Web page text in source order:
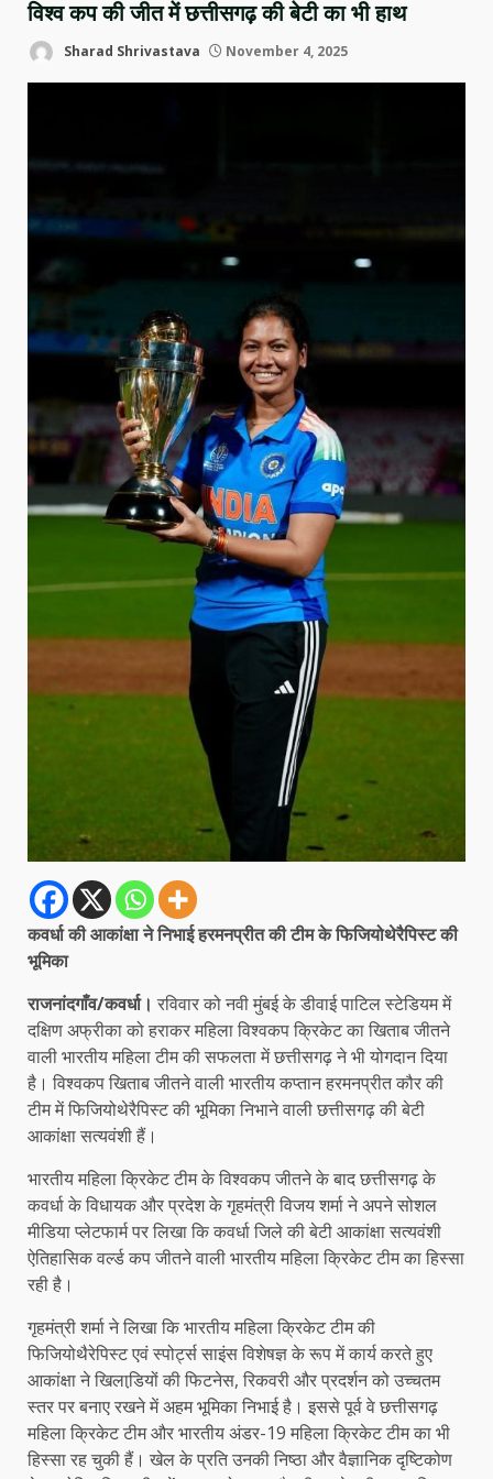
विश्व कप की जीत में छत्तीसगढ़ की बेटी का भी हाथ
Sharad Shrivastava November 4, 2025
कवर्धा की आकांक्षा ने निभाई हरमनप्रीत की टीम के फिजियोथेरैपिस्ट की
भूमिका
राजनांदगाँव/कवर्धा। रविवार को नवी मुंबई के डीवाई पाटिल स्टेडियम में
दक्षिण अफ्रीका को हराकर महिला विश्वकप क्रिकेट का खिताब जीतने
वाली भारतीय महिला टीम की सफलता में छत्तीसगढ़ ने भी योगदान दिया
है। विश्वकप खिताब जीतने वाली भारतीय कप्तान हरमनप्रीत कौर की
टीम में फिजियोथेरैपिस्ट की भूमिका निभाने वाली छत्तीसगढ़ की बेटी
आकांक्षा सत्यवंशी हैं।
भारतीय महिला क्रिकेट टीम के विश्वकप जीतने के बाद छत्तीसगढ़ के
कवर्धा के विधायक और प्रदेश के गृहमंत्री विजय शर्मा ने अपने सोशल
मीडिया प्लेटफार्म पर लिखा कि कवर्धा जिले की बेटी आकांक्षा सत्यवंशी
ऐतिहासिक वर्ल्ड कप जीतने वाली भारतीय महिला क्रिकेट टीम का हिस्सा
रही है।
गृहमंत्री शर्मा ने लिखा कि भारतीय महिला क्रिकेट टीम की
फिजियोथैरेपिस्ट एवं स्पोर्ट्स साइंस विशेषज्ञ के रूप में कार्य करते हुए
आकांक्षा ने खिलाडि़यों की फिटनेस, रिकवरी और प्रदर्शन को उच्चतम
स्तर पर बनाए रखने में अहम भूमिका निभाई है। इससे पूर्व वे छत्तीसगढ़
महिला क्रिकेट टीम और भारतीय अंडर-19 महिला क्रिकेट टीम का भी
हिस्सा रह चुकी हैं। खेल के प्रति उनकी निष्ठा और वैज्ञानिक दृष्टिकोण